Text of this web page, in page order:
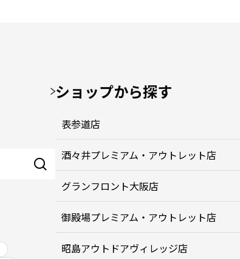
ショップから探す
表参道店
酒々井プレミアム・アウトレット店
グランフロント大阪店
御殿場プレミアム・アウトレット店
昭島アウトドアヴィレッジ店